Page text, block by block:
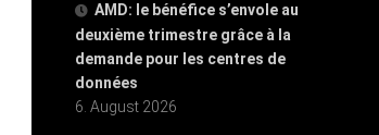
AMD: le bénéfice s’envole au
deuxième trimestre grâce à la
demande pour les centres de
données
6. August 2026